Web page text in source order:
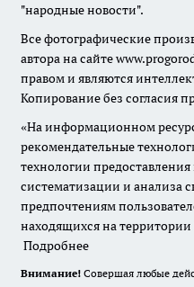
"народные новости".
Все фотографические
автора на сайте
правом и являются
Копирование без согласия
«На информационном
рекомендательные
технологии
систематизации и анализа
предпочтениям
находящихся на
Подробнее
Внимание! Совершая любые